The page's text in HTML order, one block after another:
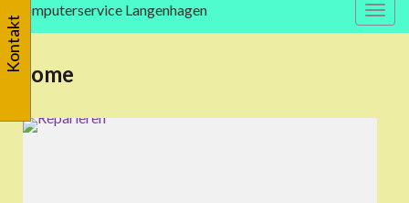
Computerservice Langenhagen
Home
Kontakt